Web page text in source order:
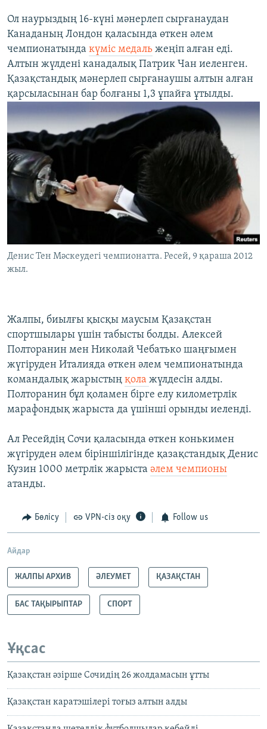
Ол наурыздың 16-күні мәнерлеп сырғанаудан
Канаданың Лондон қаласында өткен әлем
чемпионатында күміс медаль жеңіп алған еді.
Алтын жүлдені канадалық Патрик Чан иеленген.
Қазақстандық мәнерлеп сырғанаушы алтын алған
қарсыласынан бар болғаны 1,3 ұпайға ұтылды.
Денис Тен Мәскеудегі чемпионатта. Ресей, 9 қараша 2012
жыл.
Жалпы, биылғы қысқы маусым Қазақстан
спортшылары үшін табысты болды. Алексей
Полторанин мен Николай Чебатько шаңғымен
жүгіруден Италияда өткен әлем чемпионатында
командалық жарыстың қола жүлдесін алды.
Полторанин бұл қоламен бірге елу километрлік
марафондық жарыста да үшінші орынды иеленді.
Ал Ресейдің Сочи қаласында өткен конькимен
жүгіруден әлем біріншілігінде қазақстандық Денис
Кузин 1000 метрлік жарыста әлем чемпионы
атанды.
Бөлісу VPN-сіз оқу Follow us
Айдар
ЖАЛПЫ АРХИВ ӘЛЕУМЕТ ҚАЗАҚСТАН
БАС ТАҚЫРЫПТАР СПОРТ
Ұқсас
Қазақстан әзірше Сочидің 26 жолдамасын ұтты
Қазақстан каратэшілері тоғыз алтын алды